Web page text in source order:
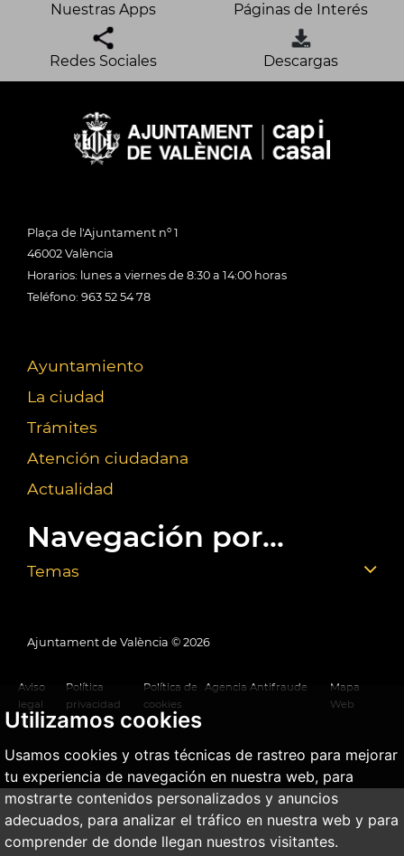
Utilizamos cookies
Usamos cookies y otras técnicas de rastreo para mejorar
tu experiencia de navegación en nuestra web, para
mostrarte contenidos personalizados y anuncios
adecuados, para analizar el tráfico en nuestra web y para
comprender de donde llegan nuestros visitantes.
Nuestras Apps Páginas de Interés
Redes Sociales Descargas
Plaça de l'Ajuntament nº 1
46002 València
Horarios: lunes a viernes de 8:30 a 14:00 horas
Teléfono: 963 52 54 78
Ayuntamiento
La ciudad
Trámites
Atención ciudadana
Actualidad
Navegación por...
Temas
Ajuntament de València © 2026
Aviso
legal
Política
privacidad
Política de
cookies
Agencia Antifraude
Mapa
Web